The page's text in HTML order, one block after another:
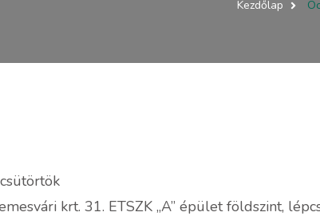
Kezdőlap
krt. 31. ETSZK „A” épület földszint,